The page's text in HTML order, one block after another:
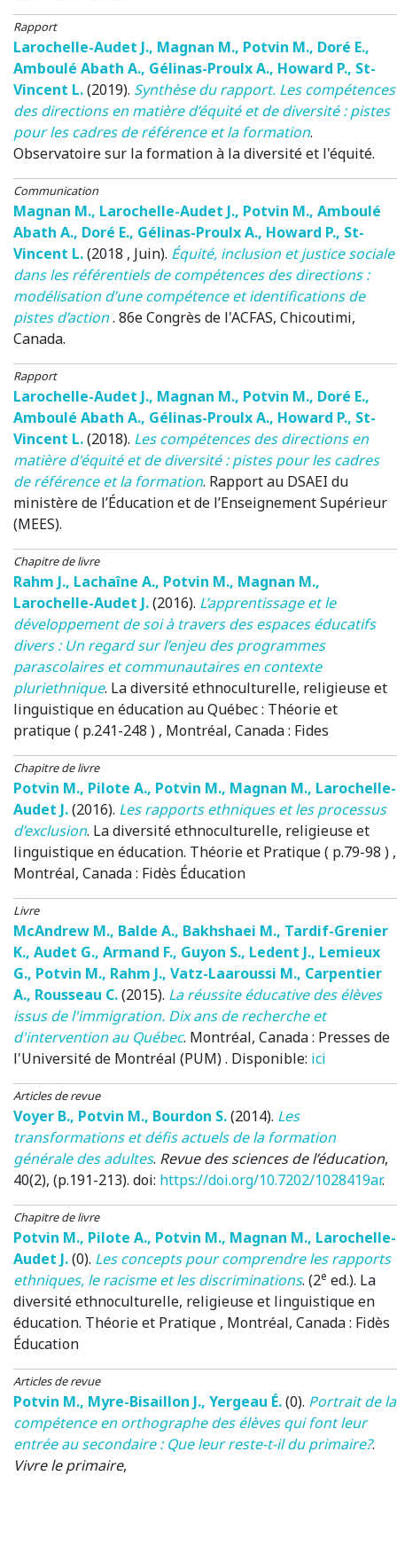
Rapport
Larochelle-Audet J., Magnan M., Potvin M., Doré E.,
Amboulé Abath A., Gélinas-Proulx A., Howard P., St-
Vincent L.(2019). Synthèse du rapport. Les compétences
des directions en matière d’équité et de diversité : pistes
pour les cadres de référence et la formation.
Observatoire sur la formation à la diversité et l'équité.
Communication
Magnan M., Larochelle-Audet J., Potvin M., Amboulé
Abath A., Doré E., Gélinas-Proulx A., Howard P., St-
Vincent L.(2018 , Juin). Équité, inclusion et justice sociale
dans les référentiels de compétences des directions :
modélisation d’une compétence et identifications de
pistes d’action. 86e Congrès de l'ACFAS, Chicoutimi,
Canada.
Rapport
Larochelle-Audet J., Magnan M., Potvin M., Doré E.,
Amboulé Abath A., Gélinas-Proulx A., Howard P., St-
Vincent L.(2018). Les compétences des directions en
matière d'équité et de diversité : pistes pour les cadres
de référence et la formation. Rapport au DSAEI du
ministère de l’Éducation et de l’Enseignement Supérieur
(MEES).
Chapitre de livre
Rahm J., Lachaîne A., Potvin M., Magnan M.,
Larochelle-Audet J.(2016). L’apprentissage et le
développement de soi à travers des espaces éducatifs
divers : Un regard sur l’enjeu des programmes
parascolaires et communautaires en contexte
pluriethnique. La diversité ethnoculturelle, religieuse et
linguistique en éducation au Québec : Théorie et
pratique ( p.241-248 ) , Montréal, Canada: Fides
Chapitre de livre
Potvin M., Pilote A., Potvin M., Magnan M., Larochelle-
Audet J.(2016). Les rapports ethniques et les processus
d’exclusion. La diversité ethnoculturelle, religieuse et
linguistique en éducation. Théorie et Pratique ( p.79-98 ) ,
Montréal, Canada: Fidès Éducation
Livre
McAndrew M., Balde A., Bakhshaei M., Tardif-Grenier
K., Audet G., Armand F., Guyon S., Ledent J., Lemieux
G., Potvin M., Rahm J., Vatz-Laaroussi M., Carpentier
A., Rousseau C.(2015). La réussite éducative des élèves
issus de l'immigration. Dix ans de recherche et
d'intervention au Québec. Montréal, Canada : Presses de
l'Université de Montréal (PUM) . Disponible: ici
Articles de revue
Voyer B., Potvin M., Bourdon S.(2014). Les
transformations et défis actuels de la formation
générale des adultes. Revue des sciences de l’éducation,
40(2), (p.191-213). doi: https://doi.org/10.7202/1028419ar.
Chapitre de livre
Potvin M., Pilote A., Potvin M., Magnan M., Larochelle-
Audet J.(0). Les concepts pour comprendre les rapports
ethniques, le racisme et les discriminations. (2e ed.). La
diversité ethnoculturelle, religieuse et linguistique en
éducation. Théorie et Pratique , Montréal, Canada: Fidès
Éducation
Articles de revue
Potvin M., Myre-Bisaillon J., Yergeau É.(0). Portrait de la
compétence en orthographe des élèves qui font leur
entrée au secondaire : Que leur reste-t-il du primaire?.
Vivre le primaire,